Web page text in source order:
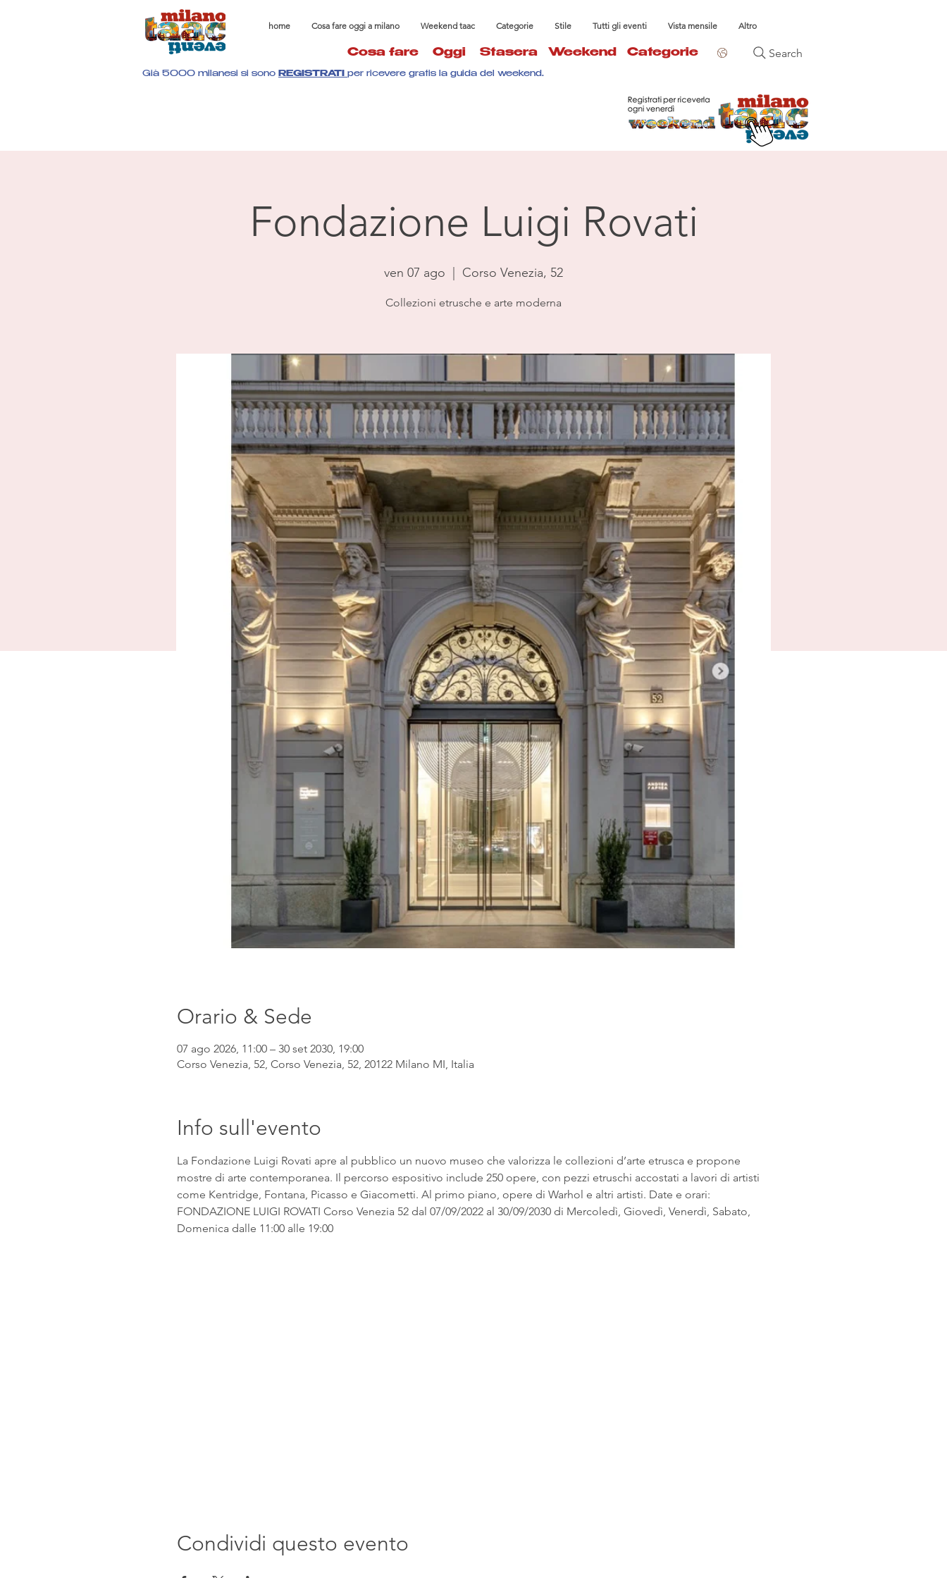
home Cosa fare oggi a milano Weekend taac Categorie Stile Tutti gli eventi Vista mensile Altro
Cosa fare Oggi Stasera Weekend Categorie Search
Già 5000 milanesi si sono REGISTRATI per ricevere gratis la guida del weekend.
Fondazione Luigi Rovati
ven 07 ago Corso Venezia, 52
Collezioni etrusche e arte moderna
Orario & Sede
07 ago 2026, 11:00 – 30 set 2030, 19:00
Corso Venezia, 52, Corso Venezia, 52, 20122 Milano MI, Italia
Info sull'evento
La Fondazione Luigi Rovati apre al pubblico un nuovo museo che valorizza le collezioni d’arte etrusca e propone
mostre di arte contemporanea. Il percorso espositivo include 250 opere, con pezzi etruschi accostati a lavori di artisti
come Kentridge, Fontana, Picasso e Giacometti. Al primo piano, opere di Warhol e altri artisti. Date e orari:
FONDAZIONE LUIGI ROVATI Corso Venezia 52 dal 07/09/2022 al 30/09/2030 di Mercoledì, Giovedì, Venerdì, Sabato,
Domenica dalle 11:00 alle 19:00
Condividi questo evento